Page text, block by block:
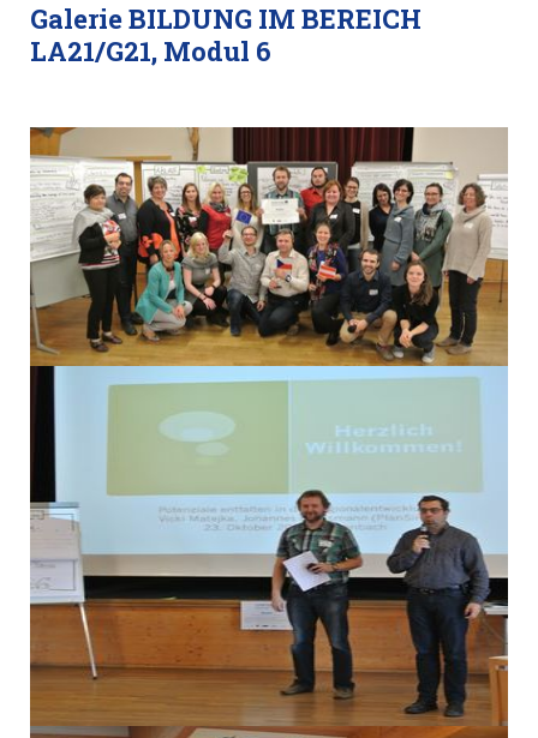
Galerie BILDUNG IM BEREICH
LA21/G21, Modul 6